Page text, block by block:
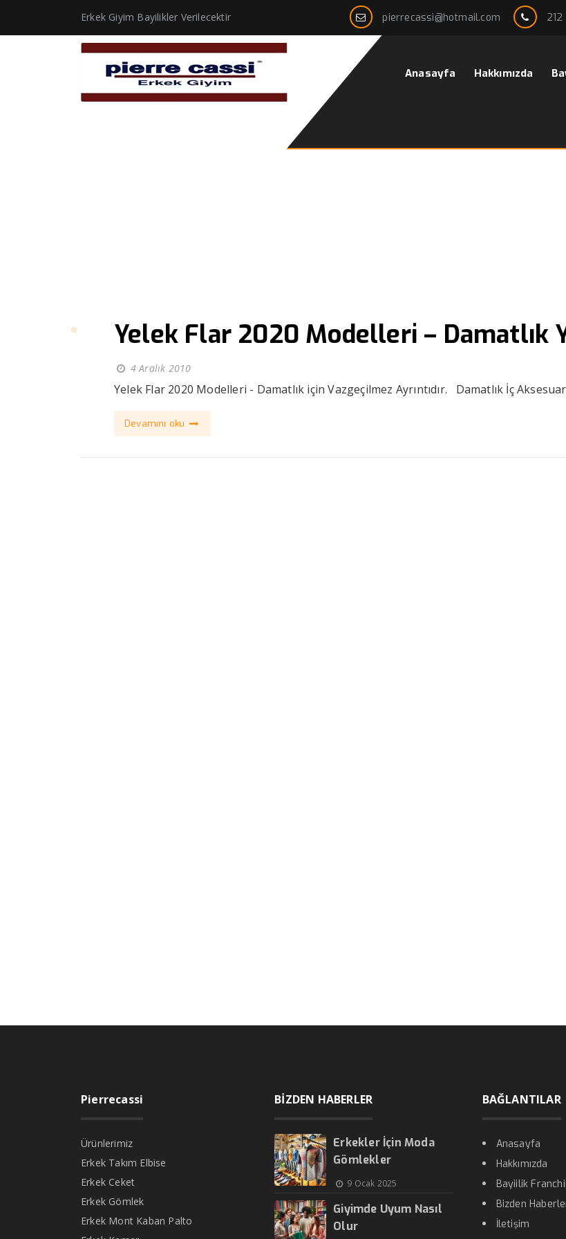
Erkek Giyim Bayilikler Verilecektir pierrecassi@hotmail.com
Anasayfa Hakkımızda
Yelek Flar 2020 Modelleri – Damatlık
4 Aralık 2010
Yelek Flar 2020 Modelleri - Damatlık için Vazgeçilmez Ayrıntıdır. Damatlık İç
Devamını oku
Pierrecassi
Ürünlerimiz
Erkek Takım Elbise
Erkek Ceket
Erkek Gömlek
Erkek Mont Kaban Palto
BİZDEN HABERLER
Erkekler İçin Moda
Gömlekler
9 Ocak 2025
Giyimde Uyum Nasıl
Olur
BAĞLANTILAR
Anasayfa
Hakkımızda
Bayiilik
Bizden
İletişim